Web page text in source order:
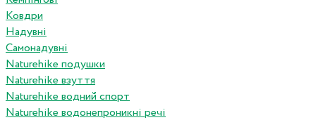
Ковдри
Надувні
Самонадувні
Naturehike подушки
Naturehike взуття
Naturehike водний спорт
Naturehike водонепроникні речі